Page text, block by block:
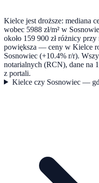
Kielce jest droższe: mediana
wobec 5988 zł/m² w
około 159 900 zł różnicy
powiększa — ceny w Kielce
Sosnowiec (+10.4% r/r).
notarialnych (RCN), dane na
z portali.
Kielce czy Sosnowiec —